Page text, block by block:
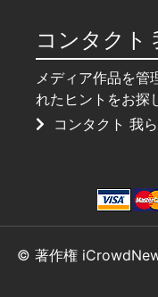
コンタクト
メディア作品を管
れたヒントをお探
コンタクト 我ら
© 著作権